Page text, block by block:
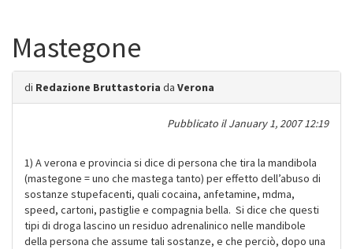
Mastegone
di Redazione Bruttastoria da Verona
Pubblicato ilJanuary 1, 2007 12:19
1) A verona e provincia si dice di persona che tira la mandibola
(mastegone = uno che mastega tanto) per effetto dell’abuso di
sostanze stupefacenti, quali cocaina, anfetamine, mdma,
speed, cartoni, pastiglie e compagnia bella. Si dice che questi
tipi di droga lascino un residuo adrenalinico nelle mandibole
della persona che assume tali sostanze, e che perciò, dopo una